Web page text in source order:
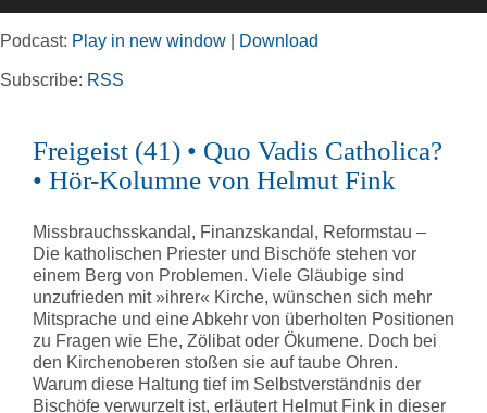
Rubriken
Kortizes Website
Podcast: Play in new window Download
Subscribe: RSS
Freigeist (41) • Quo Vadis Catholica?
• Hör-Kolumne von Helmut Fink
Missbrauchsskandal, Finanzskandal, Reformstau –
Die katholischen Priester und Bischöfe stehen vor
einem Berg von Problemen. Viele Gläubige sind
unzufrieden mit »ihrer« Kirche, wünschen sich mehr
Mitsprache und eine Abkehr von überholten Positionen
zu Fragen wie Ehe, Zölibat oder Ökumene. Doch bei
den Kirchenoberen stoßen sie auf taube Ohren.
Warum diese Haltung tief im Selbstverständnis der
Bischöfe verwurzelt ist, erläutert Helmut Fink in dieser